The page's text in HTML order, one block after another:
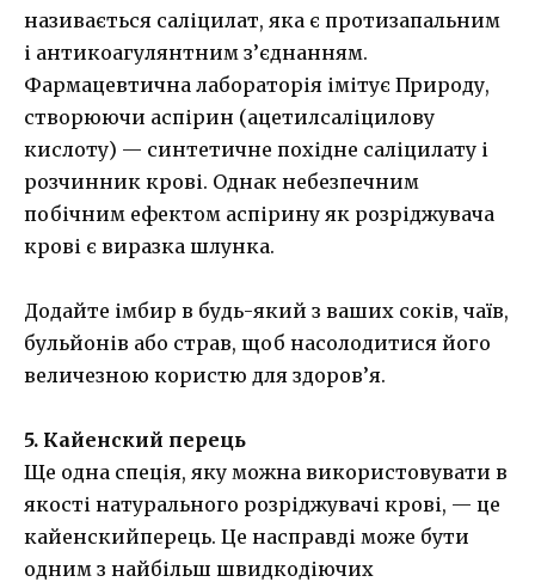
називається саліцилат, яка є протизапальним
і антикоагулянтним з’єднанням.
Фармацевтична лабораторія імітує Природу,
створюючи аспірин (ацетилсаліцилову
кислоту) — синтетичне похідне саліцилату і
розчинник крові. Однак небезпечним
побічним ефектом аспірину як розріджувача
крові є виразка шлунка.
Додайте імбир в будь-який з ваших соків, чаїв,
бульйонів або страв, щоб насолодитися його
величезною користю для здоров’я.
5. Кайенский перець
Ще одна спеція, яку можна використовувати в
якості натурального розріджувачі крові, — це
кайенскийперець. Це насправді може бути
одним з найбільш швидкодіючих